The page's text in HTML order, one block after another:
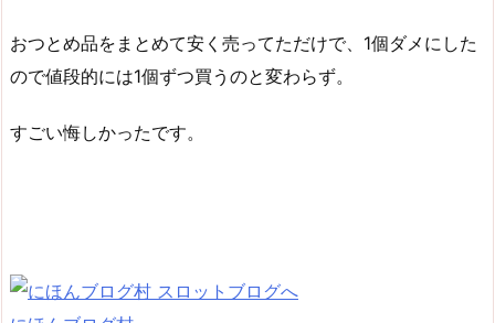
おつとめ品をまとめて安く売ってただけで、1個ダメにした
ので値段的には1個ずつ買うのと変わらず。
すごい悔しかったです。